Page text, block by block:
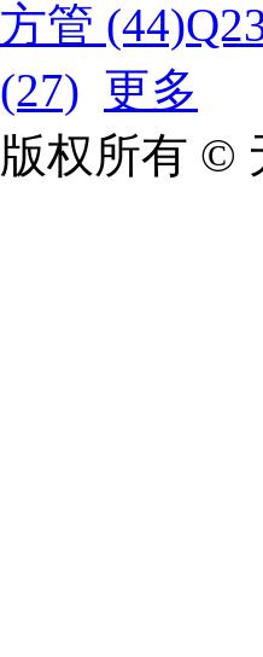
方管 (44)
(27) 更多
版权所有 ©